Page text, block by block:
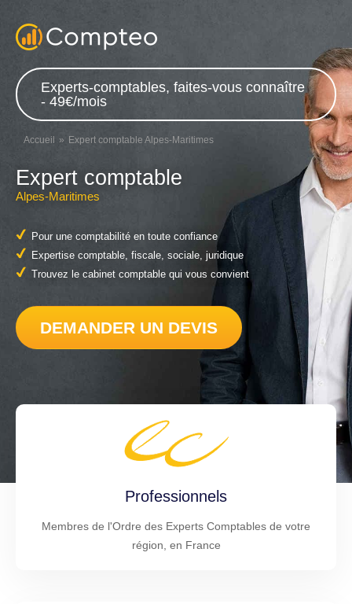
Experts-comptables, faites-vous connaître
- 49€/mois
Accueil Expert comptable Alpes-Maritimes
Expert comptable
Alpes-Maritimes
Pour une comptabilité en toute confiance
Expertise comptable, fiscale, sociale, juridique
Trouvez le cabinet comptable qui vous convient
DEMANDER UN DEVIS
Professionnels
Membres de l'Ordre des Experts Comptables de votre
région, en France